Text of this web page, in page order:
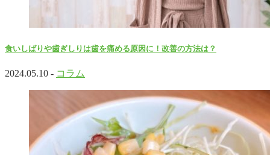
食いしばりや歯ぎしりは歯を痛める原因に！改善の方法は？
2024.05.10 - コラム